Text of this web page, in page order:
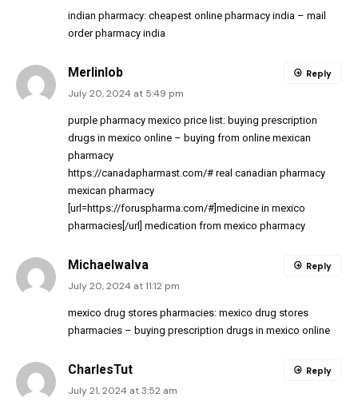
indian pharmacy: cheapest online pharmacy india – mail
order pharmacy india
Merlinlob
July 20, 2024 at 5:49 pm
purple pharmacy mexico price list: buying prescription
drugs in mexico online – buying from online mexican
pharmacy
https://canadapharmast.com/# real canadian pharmacy
mexican pharmacy
[url=https://foruspharma.com/#]medicine in mexico
pharmacies[/url] medication from mexico pharmacy
Reply
MichaelwaIva
July 20, 2024 at 11:12 pm
mexico drug stores pharmacies: mexico drug stores
pharmacies – buying prescription drugs in mexico online
Reply
CharlesTut
July 21, 2024 at 3:52 am
Reply